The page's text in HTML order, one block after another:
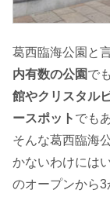
葛西臨海公園と
内有数の公園で
館やクリスタル
ースポット でも
そんな葛西臨海
かないわけには
のオープンから3